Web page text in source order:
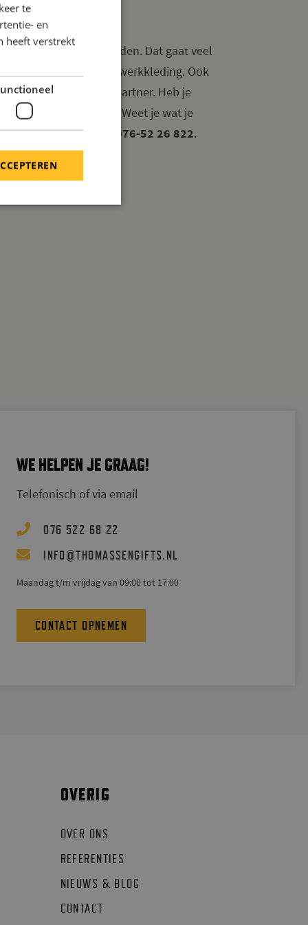
je collega’s te verblijden. Dat gaat veel
items, zoals werkkleding. Ook
zijn wij jouw partner. Heb je
voor inspiratie. Weet je wat je
ons op. Bel naar
076-52 26 822.
WE HELPEN JE GRAAG!
Telefonisch of via email
076 522 68 22
INFO@THOMASSENGIFTS.NL
Maandag t/m vrijdag van 09:00 tot 17:00
CONTACT OPNEMEN
OVERIG
OVER ONS
REFERENTIES
NIEUWS & BLOG
CONTACT
te
en
heeft verstrekt